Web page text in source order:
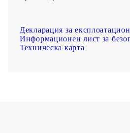
Декларация за
Информационен лист за
Техническа карта